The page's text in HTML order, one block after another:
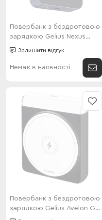
Повербанк з бездротовою
зарядкою Gelius Nexus
Magnetic Wireless Charge
Dark Blue
Залишити відгук
Немає в наявності
Повербанк з бездротовою
зарядкою Gelius Avelon GP-
PBW301 Magnetic Wireless